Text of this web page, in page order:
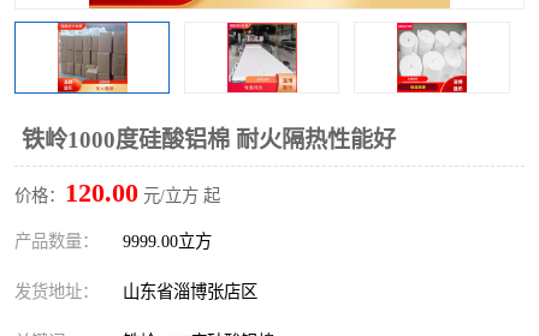
铁岭1000度硅酸铝棉 耐火隔热性能好
价格： 120.00 元/立方 起
产品数量： 9999.00立方
发货地址： 山东省淄博张店区